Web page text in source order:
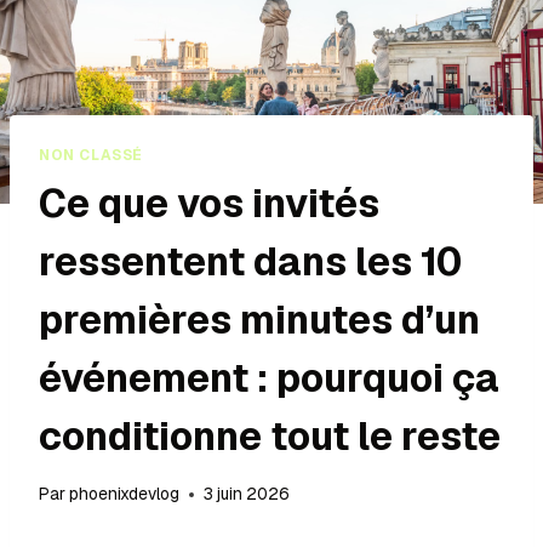
NON CLASSÉ
Ce que vos invités
ressentent dans les 10
premières minutes d’un
événement : pourquoi ça
conditionne tout le reste
Parphoenixdevlog 3 juin 2026